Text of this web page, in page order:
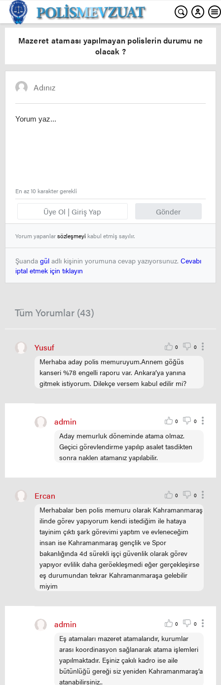
Mazeret ataması yapılmayan polislerin durumu ne
olacak ?
Üye Ol | Giriş Yap Gönder
En az 10 karakter gerekli
Yorum yapanlarsözleşmeyi kabul etmiş sayılır.
Şuanda gül adlı kişinin yorumuna cevap yazıyorsunuz. Cevabı
iptal etmek için tıklayın
Tüm Yorumlar (43)
Yusuf 0 0
Merhaba aday polis memuruyum.Annem göğüs
kanseri %78 engelli raporu var. Ankara’ya yanına
gitmek istiyorum. Dilekçe versem kabul edilir mi?
admin 0 0
Aday memurluk döneminde atama olmaz.
Geçici görevlendirme yapılıp asalet tasdikten
sonra naklen atamanız yapılabilir.
Ercan 0 0
Merhabalar ben polis memuru olarak Kahramanmaraş
ilinde görev yapıyorum kendi istediğim ile hataya
tayinim çıktı şark görevimi yaptım ve evleneceğim
insan ise Kahramanmaraş gençlik ve Spor
bakanlığında 4d sürekli işçi güvenlik olarak görev
yapıyor evlilik daha geröekleşmedi eğer gerçekleşirse
eş durumundan tekrar Kahramanmaraşa gelebilir
miyim
admin 0 0
Eş atamaları mazeret atamalarıdır, kurumlar
arası koordinasyon sağlanarak atama işlemleri
yapılmaktadır. Eşiniz çakılı kadro ise aile
bütünlüğü gereği siz yeniden Kahramanmaraş’a
atanabilirsiniz..